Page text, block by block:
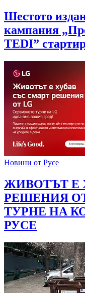
Шестото
кампания
TEDI”
Новини от Русе
ЖИВОТЪТ Е
РЕШЕНИЯ
ТУРНЕ НА
РУСЕ